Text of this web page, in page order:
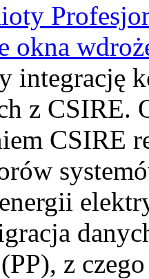
okna
integrację
z CSIRE.
CSIRE
z